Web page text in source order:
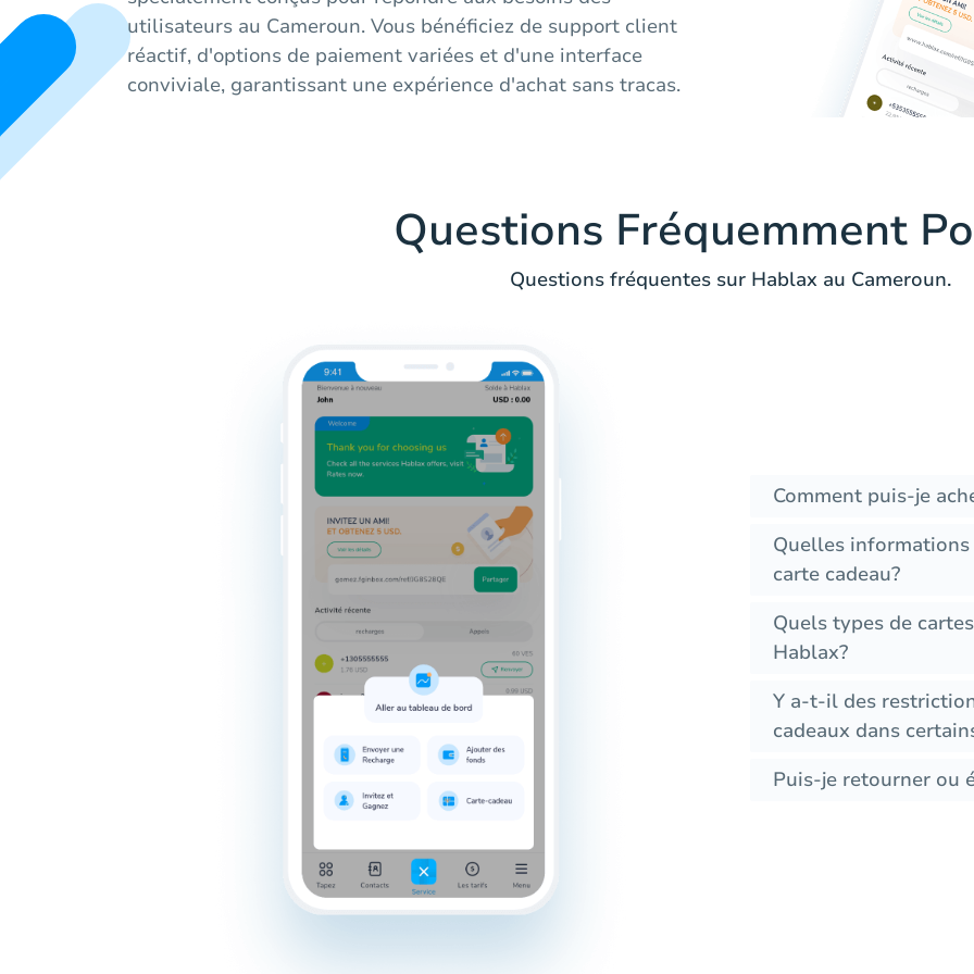
utilisateurs au Cameroun. Vous bénéficiez de support client
réactif, d'options de paiement variées et d'une interface
conviviale, garantissant une expérience d'achat sans tracas.
Questions Fréquemment
Questions fréquentes sur Hablax au Cameroun.
Comment puis-je
Quelles
carte cadeau?
Quels types de
Hablax?
Y a-t-il des
cadeaux dans
Puis-je retourner ou